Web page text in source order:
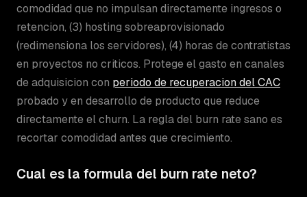
comodidad que no impulsan directamente ingresos o
retencion, (3) hosting sobreaprovisionado
(redimensiona los servidores), (4) horas de contratistas
en proyectos no criticos. Protege el gasto en canales
de adquisicion con periodo de recuperacion del CAC
probado y en desarrollo de producto que reduce
directamente el churn. La regla del burn rate sano es
recortar comodidad antes que crecimiento.
Cual es la formula del burn rate neto?